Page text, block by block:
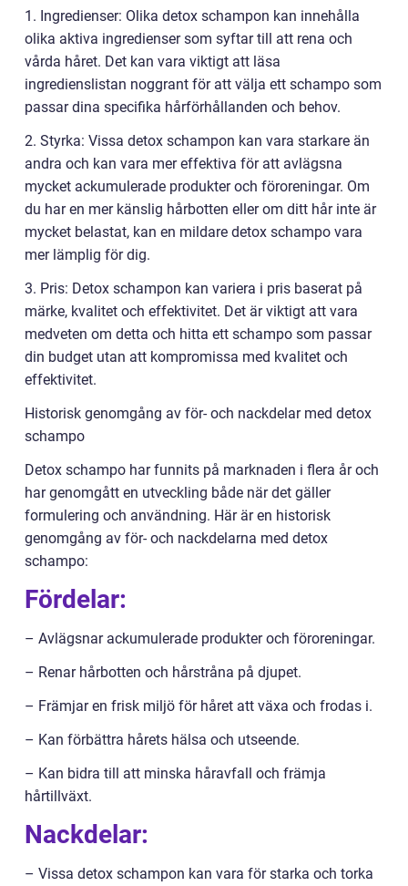
1. Ingredienser: Olika detox schampon kan innehålla
olika aktiva ingredienser som syftar till att rena och
vårda håret. Det kan vara viktigt att läsa
ingredienslistan noggrant för att välja ett schampo som
passar dina specifika hårförhållanden och behov.
2. Styrka: Vissa detox schampon kan vara starkare än
andra och kan vara mer effektiva för att avlägsna
mycket ackumulerade produkter och föroreningar. Om
du har en mer känslig hårbotten eller om ditt hår inte är
mycket belastat, kan en mildare detox schampo vara
mer lämplig för dig.
3. Pris: Detox schampon kan variera i pris baserat på
märke, kvalitet och effektivitet. Det är viktigt att vara
medveten om detta och hitta ett schampo som passar
din budget utan att kompromissa med kvalitet och
effektivitet.
Historisk genomgång av för- och nackdelar med detox
schampo
Detox schampo har funnits på marknaden i flera år och
har genomgått en utveckling både när det gäller
formulering och användning. Här är en historisk
genomgång av för- och nackdelarna med detox
schampo:
Fördelar:
– Avlägsnar ackumulerade produkter och föroreningar.
– Renar hårbotten och hårstråna på djupet.
– Främjar en frisk miljö för håret att växa och frodas i.
– Kan förbättra hårets hälsa och utseende.
– Kan bidra till att minska håravfall och främja
hårtillväxt.
Nackdelar:
– Vissa detox schampon kan vara för starka och torka